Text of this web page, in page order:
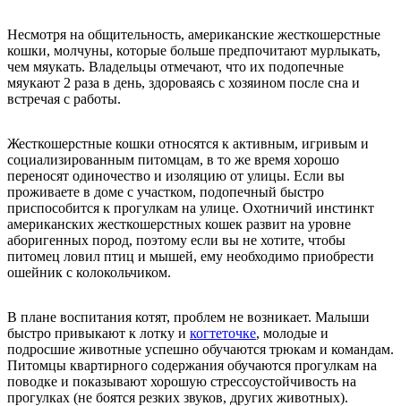
Несмотря на общительность, американские жесткошерстные
кошки, молчуны, которые больше предпочитают мурлыкать,
чем мяукать. Владельцы отмечают, что их подопечные
мяукают 2 раза в день, здороваясь с хозяином после сна и
встречая с работы.
Жесткошерстные кошки относятся к активным, игривым и
социализированным питомцам, в то же время хорошо
переносят одиночество и изоляцию от улицы. Если вы
проживаете в доме с участком, подопечный быстро
приспособится к прогулкам на улице. Охотничий инстинкт
американских жесткошерстных кошек развит на уровне
аборигенных пород, поэтому если вы не хотите, чтобы
питомец ловил птиц и мышей, ему необходимо приобрести
ошейник с колокольчиком.
В плане воспитания котят, проблем не возникает. Малыши
быстро привыкают к лотку и когтеточке, молодые и
подросшие животные успешно обучаются трюкам и командам.
Питомцы квартирного содержания обучаются прогулкам на
поводке и показывают хорошую стрессоустойчивость на
прогулках (не боятся резких звуков, других животных).